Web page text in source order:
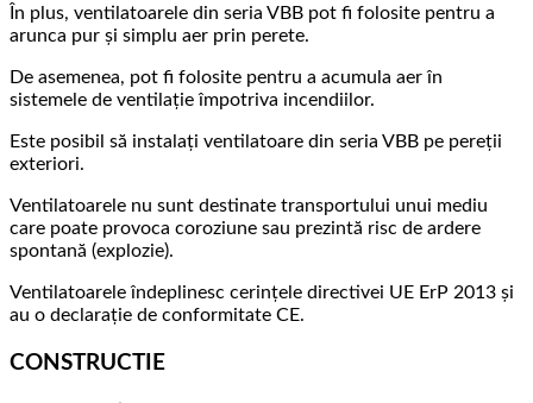
În plus, ventilatoarele din seria VBB pot fi folosite pentru a
arunca pur și simplu aer prin perete.
De asemenea, pot fi folosite pentru a acumula aer în
sistemele de ventilație împotriva incendiilor.
Este posibil să instalați ventilatoare din seria VBB pe pereții
exteriori.
Ventilatoarele nu sunt destinate transportului unui mediu
care poate provoca coroziune sau prezintă risc de ardere
spontană (explozie).
Ventilatoarele îndeplinesc cerințele directivei UE ErP 2013 și
au o declarație de conformitate CE.
CONSTRUCTIE